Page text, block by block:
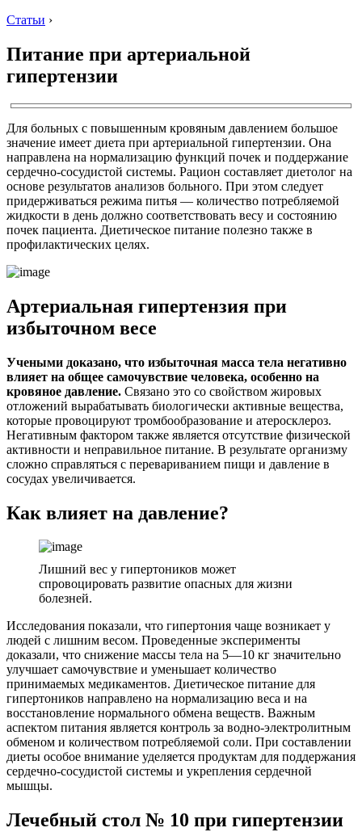
Статьи ›
Питание при артериальной
гипертензии
Для больных с повышенным кровяным давлением большое
значение имеет диета при артериальной гипертензии. Она
направлена на нормализацию функций почек и поддержание
сердечно-сосудистой системы. Рацион составляет диетолог на
основе результатов анализов больного. При этом следует
придерживаться режима питья — количество потребляемой
жидкости в день должно соответствовать весу и состоянию
почек пациента. Диетическое питание полезно также в
профилактических целях.
Артериальная гипертензия при
избыточном весе
Учеными доказано, что избыточная масса тела негативно
влияет на общее самочувствие человека, особенно на
кровяное давление. Связано это со свойством жировых
отложений вырабатывать биологически активные вещества,
которые провоцируют тромбообразование и атеросклероз.
Негативным фактором также является отсутствие физической
активности и неправильное питание. В результате организму
сложно справляться с перевариванием пищи и давление в
сосудах увеличивается.
Как влияет на давление?
Лишний вес у гипертоников может
спровоцировать развитие опасных для жизни
болезней.
Исследования показали, что гипертония чаще возникает у
людей с лишним весом. Проведенные эксперименты
доказали, что снижение массы тела на 5―10 кг значительно
улучшает самочувствие и уменьшает количество
принимаемых медикаментов. Диетическое питание для
гипертоников направлено на нормализацию веса и на
восстановление нормального обмена веществ. Важным
аспектом питания является контроль за водно-электролитным
обменом и количеством потребляемой соли. При составлении
диеты особое внимание уделяется продуктам для поддержания
сердечно-сосудистой системы и укрепления сердечной
мышцы.
Лечебный стол № 10 при гипертензии